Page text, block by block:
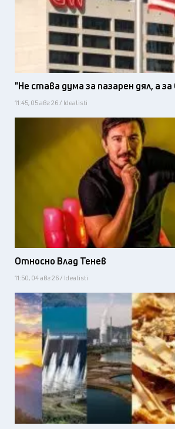
"Не става дума за пазарен дял, а за
11:45, 05 авг 26 / Idealisti
Относно Влад Тенев
11:50, 04 авг 26 / Idealisti